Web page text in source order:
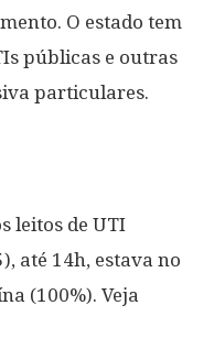
O estado tem
públicas e outras
particulares.
leitos de UTI
até 14h, estava no
(100%). Veja